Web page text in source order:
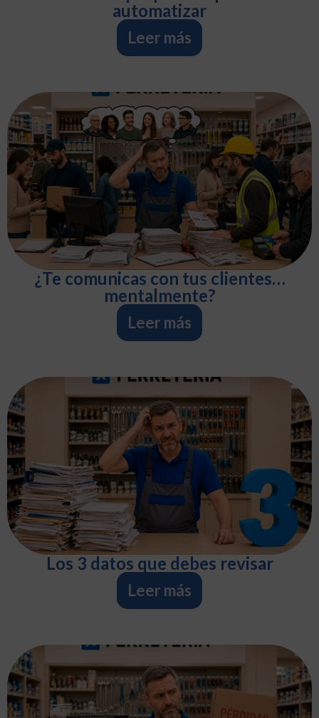
automatizar
Leer más
¿Te comunicas con tus clientes…
mentalmente?
Leer más
Los 3 datos que debes revisar
Leer más